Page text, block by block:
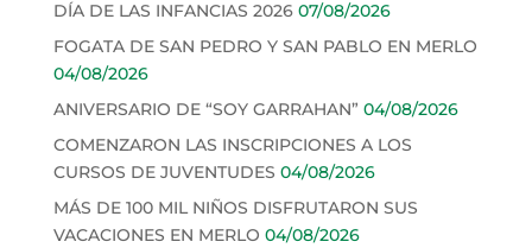
DÍA DE LAS INFANCIAS 2026 07/08/2026
FOGATA DE SAN PEDRO Y SAN PABLO EN MERLO
04/08/2026
ANIVERSARIO DE “SOY GARRAHAN” 04/08/2026
COMENZARON LAS INSCRIPCIONES A LOS
CURSOS DE JUVENTUDES 04/08/2026
MÁS DE 100 MIL NIÑOS DISFRUTARON SUS
VACACIONES EN MERLO 04/08/2026